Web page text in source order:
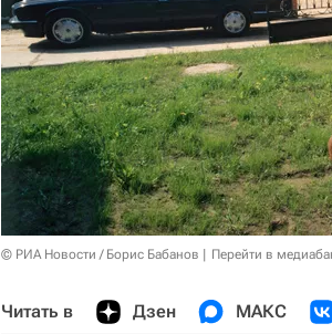
© РИА Новости / Борис Бабанов Перейти в
Читать в Дзен МАКС